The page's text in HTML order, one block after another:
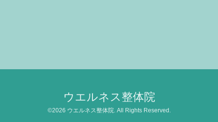
ウエルネス整体院
©2026 ウエルネス整体院. All Rights Reserved.